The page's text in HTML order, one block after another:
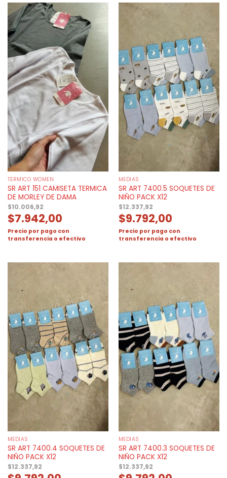
TERMICO WOMEN
SR ART 151 CAMISETA TERMICA
DE MORLEY DE DAMA
$10.006,92
$7.942,00
Precio por pago con
transferencia o efectivo
MEDIAS
SR ART 7400.5 SOQUETES DE
NIÑO PACK X12
$12.337,92
$9.792,00
Precio por pago con
transferencia o efectivo
MEDIAS
SR ART 7400.4 SOQUETES DE
NIÑO PACK X12
$12.337,92
MEDIAS
SR ART 7400.3 SOQUETES DE
NIÑO PACK X12
$12.337,92